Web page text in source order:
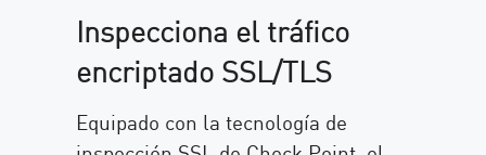
Inspecciona el tráfico
encriptado SSL/TLS
Equipado con la tecnología de